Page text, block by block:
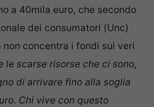
a 40mila euro, che secondo
dei consumatori (Unc)
non concentra i fondi sui veri
le scarse risorse che ci sono,
di arrivare fino alla soglia
Chi vive con questo